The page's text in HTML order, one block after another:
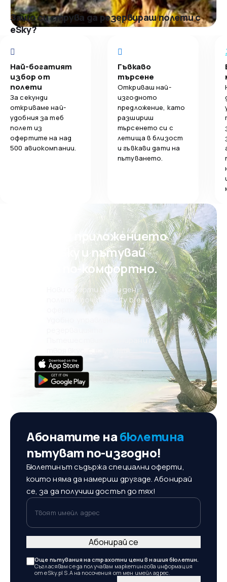
Защо си струва да резервираш полети с
eSky?
Най-богатият
избор от
полети
За секунди
откриваме най-
удобния за теб
полет из
офертите на над
500 авиокомпании.
Гъвкаво
търсене
Откриваш най-
изгодното
предложение, като
разшириш
търсенето си с
летища в близост
и гъвкави дати на
пътуването.
Свали приложението
на eSky и пътувай
още по-комфортно.
Нови оферти всеки ден:
полети, почивки, city break
Пътешествия, планирани по
Абонатите набюлетина
пътуват по-изгодно!
Бюлетинът съдържа специални оферти,
които няма да намериш другаде. Абонирай
се, за да получиш достъп до тях!
Твоят имейл адрес
Още пътувания на страхотни цени в нашия бюлетин.
Съгласявам се да получавам маркетингова информация
от eSky.pl S.A на посочения от мен имейл адрес.
Абонирай се